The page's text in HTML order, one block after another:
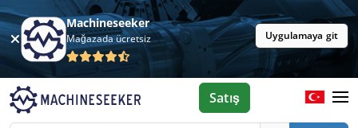
Machineseeker
Mağazada ücretsiz Uygulamaya git
Satış